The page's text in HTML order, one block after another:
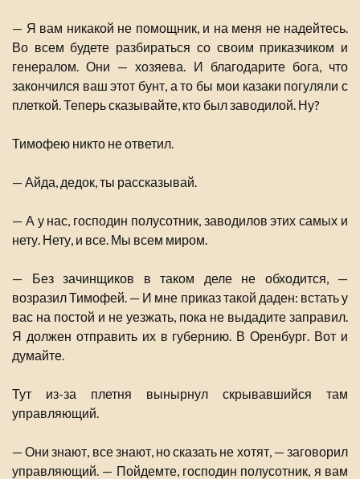
— Я вам никакой не помощник, и на меня не надейтесь.
Во всем будете разбираться со своим приказчиком и
генералом. Они — хозяева. И благодарите бога, что
закончился ваш этот бунт, а то бы мои казаки погуляли с
плеткой. Теперь сказывайте, кто был заводилой. Ну?
Тимофею никто не ответил.
— Айда, дедок, ты рассказывай.
— А у нас, господин полусотник, заводилов этих самых и
нету. Нету, и все. Мы всем миром.
— Без зачинщиков в таком деле не обходится, —
возразил Тимофей. — И мне приказ такой даден: встать у
вас на постой и не уезжать, пока не выдадите заправил.
Я должен отправить их в губернию. В Оренбург. Вот и
думайте.
Тут из-за плетня вынырнул скрывавшийся там
управляющий.
— Они знают, все знают, но сказать не хотят, — заговорил
управляющий. — Пойдемте, господин полусотник, я вам